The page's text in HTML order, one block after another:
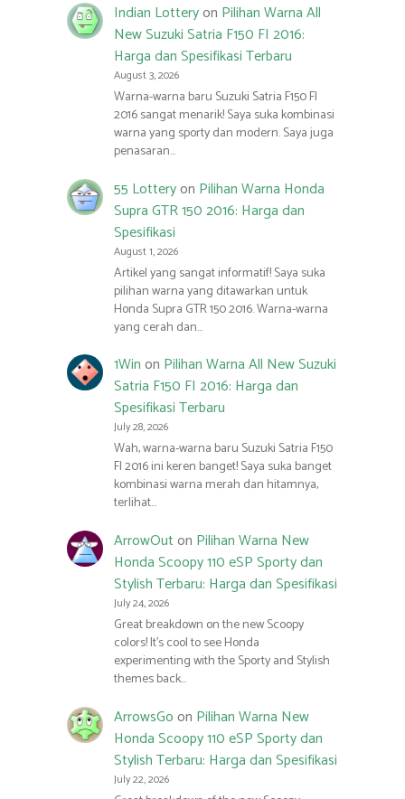
Indian Lotteryon Pilihan Warna All
New Suzuki Satria F150 FI 2016:
Harga dan Spesifikasi Terbaru
August 3, 2026
Warna-warna baru Suzuki Satria F150 FI
2016 sangat menarik! Saya suka kombinasi
warna yang sporty dan modern. Saya juga
penasaran…
55 Lotteryon Pilihan Warna Honda
Supra GTR 150 2016: Harga dan
Spesifikasi
August 1, 2026
Artikel yang sangat informatif! Saya suka
pilihan warna yang ditawarkan untuk
Honda Supra GTR 150 2016. Warna-warna
yang cerah dan…
1Winon Pilihan Warna All New Suzuki
Satria F150 FI 2016: Harga dan
Spesifikasi Terbaru
July 28, 2026
Wah, warna-warna baru Suzuki Satria F150
FI 2016 ini keren banget! Saya suka banget
kombinasi warna merah dan hitamnya,
terlihat…
ArrowOuton Pilihan Warna New
Honda Scoopy 110 eSP Sporty dan
Stylish Terbaru: Harga dan Spesifikasi
July 24, 2026
Great breakdown on the new Scoopy
colors! It’s cool to see Honda
experimenting with the Sporty and Stylish
themes back…
ArrowsGoon Pilihan Warna New
Honda Scoopy 110 eSP Sporty dan
Stylish Terbaru: Harga dan Spesifikasi
July 22, 2026